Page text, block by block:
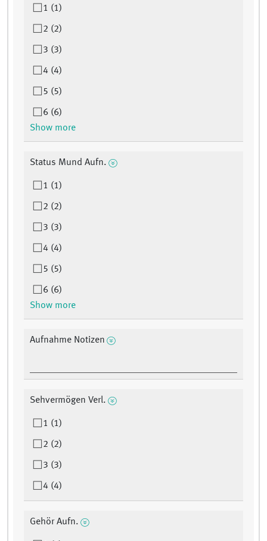
1 (1)
2 (2)
3 (3)
4 (4)
5 (5)
6 (6)
Show more
Status Mund Aufn.
1 (1)
2 (2)
3 (3)
4 (4)
5 (5)
6 (6)
Show more
Aufnahme Notizen
Sehvermögen Verl.
1 (1)
2 (2)
3 (3)
4 (4)
Gehör Aufn.